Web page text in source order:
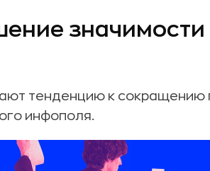
значимости
тенденцию к сокращению
инфополя.